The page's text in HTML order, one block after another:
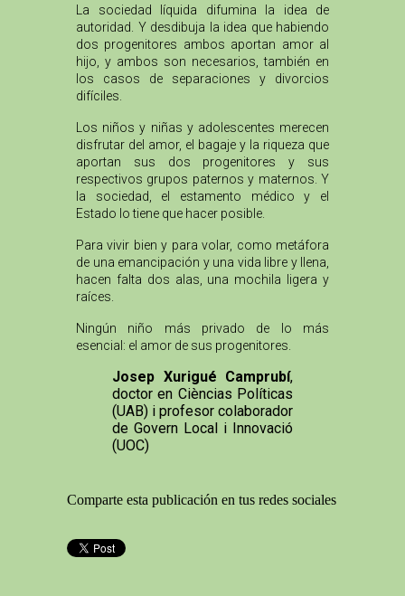
La sociedad líquida difumina la idea de
autoridad. Y desdibuja la idea que habiendo
dos progenitores ambos aportan amor al
hijo, y ambos son necesarios, también en
los casos de separaciones y divorcios
difíciles.
Los niños y niñas y adolescentes merecen
disfrutar del amor, el bagaje y la riqueza que
aportan sus dos progenitores y sus
respectivos grupos paternos y maternos. Y
la sociedad, el estamento médico y el
Estado lo tiene que hacer posible.
Para vivir bien y para volar, como metáfora
de una emancipación y una vida libre y llena,
hacen falta dos alas, una mochila ligera y
raíces.
Ningún niño más privado de lo más
esencial: el amor de sus progenitores.
Josep Xurigué Camprubí,
doctor en Cièncias Políticas
(UAB) i profesor colaborador
de Govern Local i Innovació
(UOC)
Comparte esta publicación en tus redes sociales